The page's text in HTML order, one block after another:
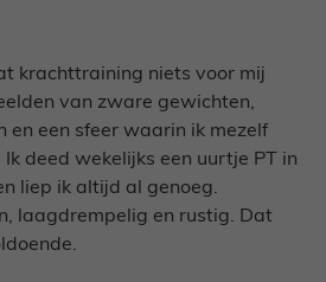
krachttraining niets voor mij
van zware gewichten,
en een sfeer waarin ik mezelf
deed wekelijks een uurtje PT in
liep ik altijd al genoeg.
laagdrempelig en rustig. Dat